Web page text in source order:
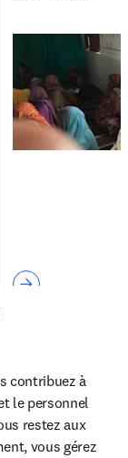
contribuez à
le personnel
restez aux
vous gérez